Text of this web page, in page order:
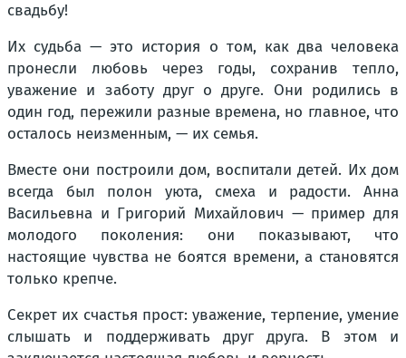
свадьбу!
Их судьба — это история о том, как два человека
пронесли любовь через годы, сохранив тепло,
уважение и заботу друг о друге. Они родились в
один год, пережили разные времена, но главное, что
осталось неизменным, — их семья.
Вместе они построили дом, воспитали детей. Их дом
всегда был полон уюта, смеха и радости. Анна
Васильевна и Григорий Михайлович — пример для
молодого поколения: они показывают, что
настоящие чувства не боятся времени, а становятся
только крепче.
Секрет их счастья прост: уважение, терпение, умение
слышать и поддерживать друг друга. В этом и